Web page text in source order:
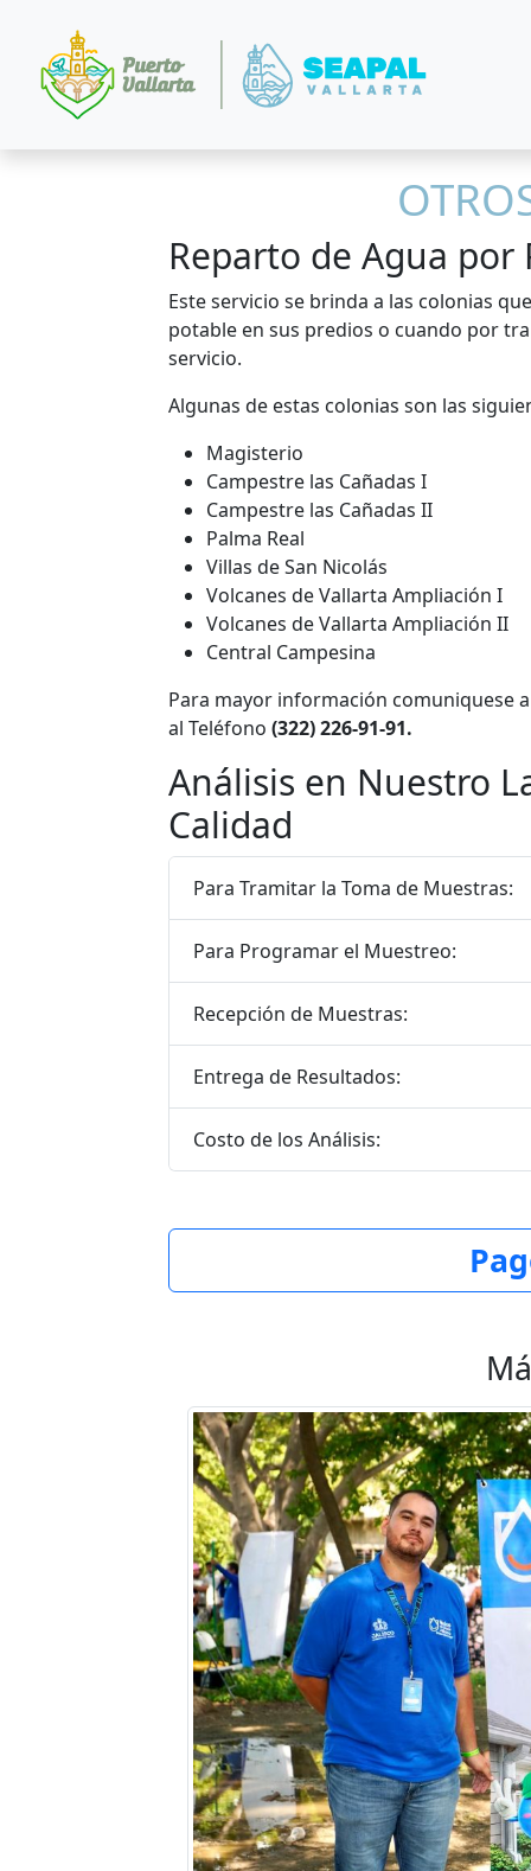
Reparto de Agua por
Este servicio se brinda a las colonias
potable en sus predios o cuando por
servicio.
Algunas de estas colonias son las
Magisterio
Campestre las Cañadas I
Campestre las Cañadas II
Palma Real
Villas de San Nicolás
Volcanes de Vallarta Ampliación I
Volcanes de Vallarta Ampliación II
Central Campesina
Para mayor información comuniquese
al Teléfono (322) 226-91-91.
Análisis en Nuestro
Calidad
Para Tramitar la Toma de Muestras:
Para Programar el Muestreo:
Recepción de Muestras:
Entrega de Resultados:
Costo de los Análisis: